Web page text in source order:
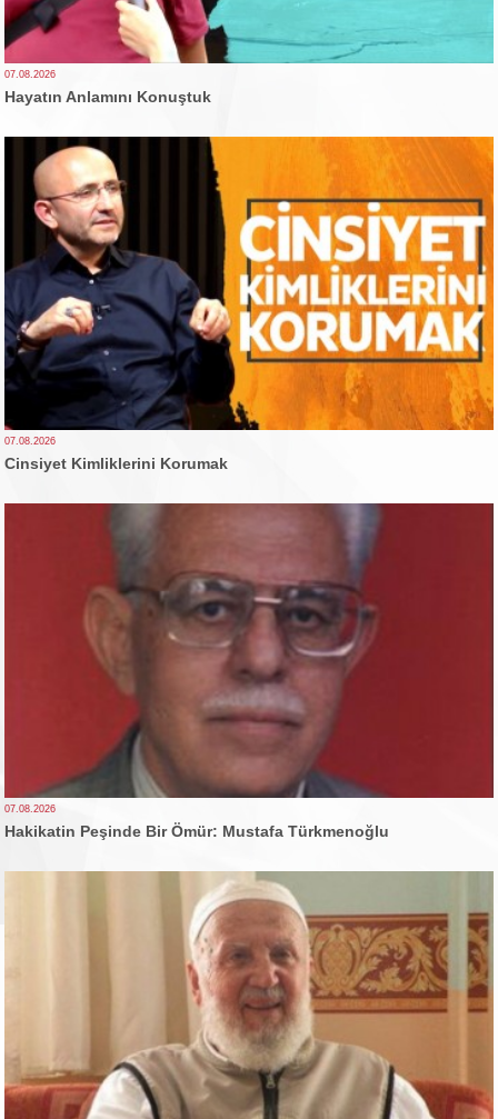
07.08.2026
Hayatın Anlamını Konuştuk
07.08.2026
Cinsiyet Kimliklerini Korumak
07.08.2026
Hakikatin Peşinde Bir Ömür: Mustafa Türkmenoğlu